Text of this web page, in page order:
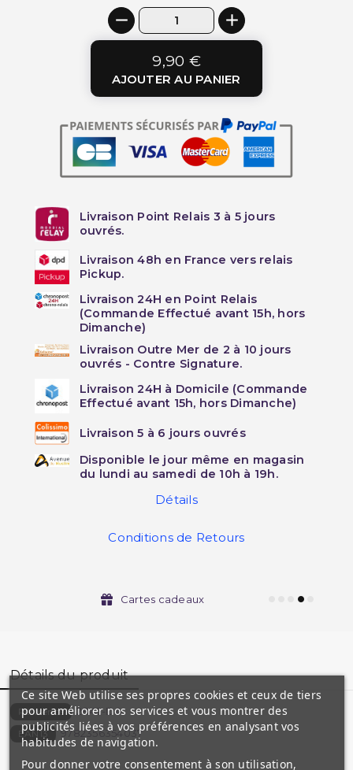
9,90 €
AJOUTER AU PANIER
Livraison Point Relais 3 à 5 jours
ouvrés.
Livraison 48h en France vers relais
Pickup.
Livraison 24H en Point Relais
(Commande Effectué avant 15h, hors
Dimanche)
Livraison Outre Mer de 2 à 10 jours
ouvrés - Contre Signature.
Livraison 24H à Domicile (Commande
Effectué avant 15h, hors Dimanche)
Livraison 5 à 6 jours ouvrés
Disponible le jour même en magasin
du lundi au samedi de 10h à 19h.
Détails
Conditions de Retours
Cartes cadeaux
Détails du produit
Référence 2842-DA
EAN13 9782356354037
Ce site Web utilise ses propres cookies et ceux de tiers
pour améliorer nos services et vous montrer des
publicités liées à vos préférences en analysant vos
habitudes de navigation.
Pour donner votre consentement à son utilisation,